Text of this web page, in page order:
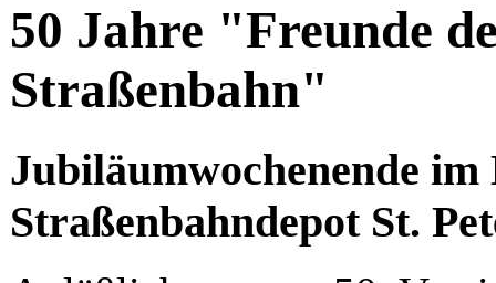
50 Jahre "Freunde
Straßenbahn"
Jubiläumwochenende
Straßenbahndepot St.